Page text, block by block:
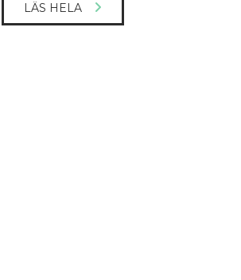
LÄS HELA